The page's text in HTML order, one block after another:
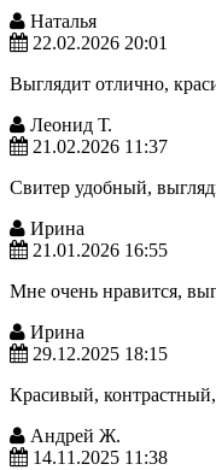
Наталья
22.02.2026 20:01
Выглядит отлично,
Леонид Т.
21.02.2026 11:37
Свитер удобный,
Ирина
21.01.2026 16:55
Мне очень нравится,
Ирина
29.12.2025 18:15
Красивый,
Андрей Ж.
14.11.2025 11:38